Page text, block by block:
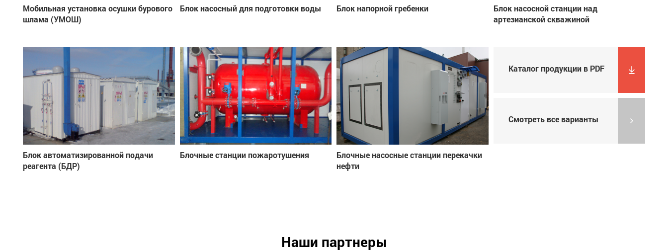
Мобильная установка осушки бурового
шлама (УМОШ)
Блок насосный для подготовки воды Блок напорной гребенки
Блок насосной станции над
артезианской скважиной
Блок автоматизированной подачи
реагента (БДР)
Блочные станции пожаротушения
Блочные насосные станции перекачки
нефти
Каталог продукции в PDF
Смотреть все варианты
Наши партнеры